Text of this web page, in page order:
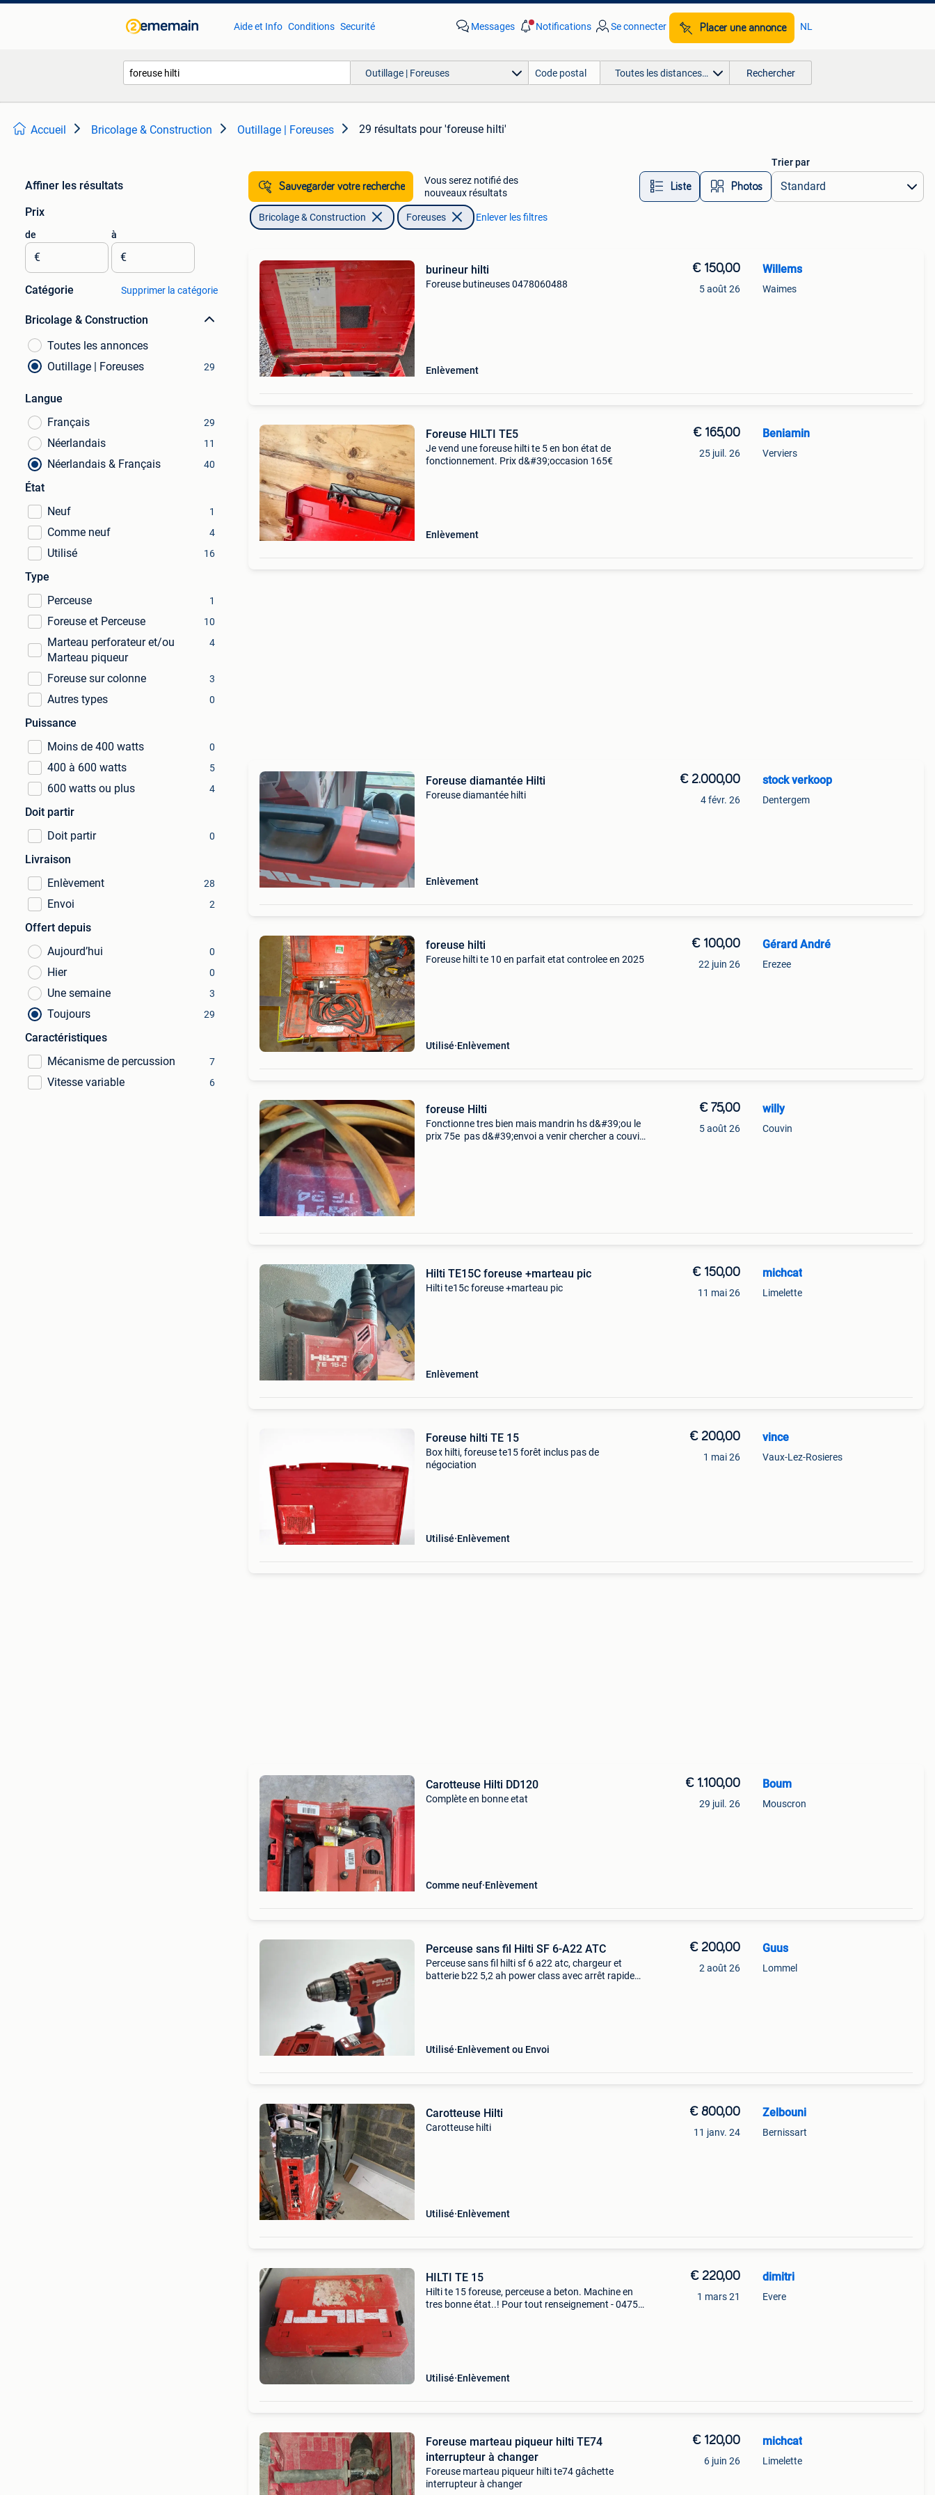
Aide et Info Conditions Securité Messages Notifications Se connecter Placer une annonce NL
Outillage | Foreuses Toutes les distances… Rechercher
Accueil Bricolage & Construction Outillage | Foreuses 29 résultats pour 'foreuse hilti'
Affiner les résultats
Prix
de
€
à
€
Catégorie Supprimer la catégorie
Bricolage & Construction
Toutes les annonces
Outillage | Foreuses
29
Langue
Français
29
Néerlandais 11
Néerlandais & Français 40
État
Neuf
1
Comme neuf 4
Utilisé 16
Type
Perceuse
1
Foreuse et Perceuse 10
Marteau perforateur et/ou
Marteau piqueur
4
Foreuse sur colonne 3
Autres types 0
Puissance
Moins de 400 watts
0
400 à 600 watts 5
600 watts ou plus 4
Doit partir
Doit partir
0
Livraison
Enlèvement
28
Envoi 2
Offert depuis
Aujourd’hui
0
Hier 0
Une semaine 3
Toujours 29
Caractéristiques
Mécanisme de percussion
7
Vitesse variable 6
Sauvegarder votre recherche
Vous serez notifié des
nouveaux résultats
Liste Photos
Trier par
Bricolage & Construction Foreuses Enlever les filtres
burineur hilti
Foreuse butineuses 0478060488
Enlèvement
€ 150,00
5 août 26
Willems
Waimes
Foreuse HILTI TE5
Je vend une foreuse hilti te 5 en bon état de
fonctionnement. Prix d&#39;occasion 165€
Enlèvement
€ 165,00
25 juil. 26
Beniamin
Verviers
Foreuse diamantée Hilti
Foreuse diamantée hilti
Enlèvement
€ 2.000,00
4 févr. 26
stock verkoop
Dentergem
foreuse hilti
Foreuse hilti te 10 en parfait etat controlee en 2025
Utilisé Enlèvement
€ 100,00
22 juin 26
Gérard André
Erezee
foreuse Hilti
Fonctionne tres bien mais mandrin hs d&#39;ou le
prix 75e pas d&#39;envoi a venir chercher a couvin
€ 75,00
5 août 26
willy
Couvin
Hilti TE15C foreuse +marteau pic
Hilti te15c foreuse +marteau pic
Enlèvement
€ 150,00
11 mai 26
michcat
Limelette
Foreuse hilti TE 15
Box hilti, foreuse te15 forêt inclus pas de
négociation
Utilisé Enlèvement
€ 200,00
1 mai 26
vince
Vaux-Lez-Rosieres
Carotteuse Hilti DD120
Complète en bonne etat
Comme neuf Enlèvement
€ 1.100,00
29 juil. 26
Boum
Mouscron
Perceuse sans fil Hilti SF 6-A22 ATC
Perceuse sans fil hilti sf 6 a22 atc, chargeur et
batterie b22 5,2 ah power class avec arrêt rapide
Utilisé Enlèvement ou Envoi
€ 200,00
2 août 26
Guus
Lommel
Carotteuse Hilti
Carotteuse hilti
Utilisé Enlèvement
€ 800,00
11 janv. 24
Zelbouni
Bernissart
HILTI TE 15
Hilti te 15 foreuse, perceuse a beton. Machine en
tres bonne état..! Pour tout renseignement - 0475
Utilisé Enlèvement
€ 220,00
1 mars 21
dimitri
Evere
Foreuse marteau piqueur hilti TE74
interrupteur à changer
Foreuse marteau piqueur hilti te74 gâchette
interrupteur à changer
€ 120,00
6 juin 26
michcat
Limelette